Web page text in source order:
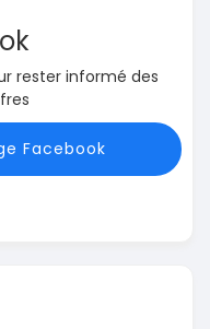
rester informé des
Facebook